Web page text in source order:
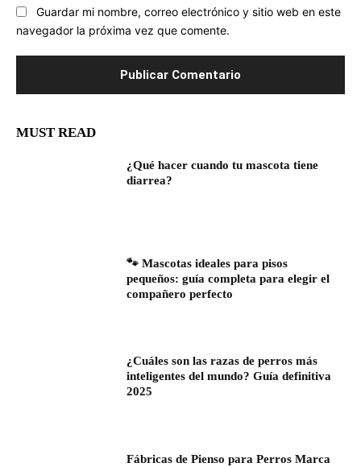
Guardar mi nombre, correo electrónico y sitio web en este
navegador la próxima vez que comente.
MUST READ
¿Qué hacer cuando tu mascota tiene
diarrea?
🐾 Mascotas ideales para pisos
pequeños: guía completa para elegir el
compañero perfecto
¿Cuáles son las razas de perros más
inteligentes del mundo? Guía definitiva
2025
Fábricas de Pienso para Perros Marca